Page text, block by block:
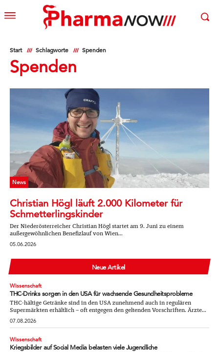
Start Schlagworte Spenden
Spenden
News
Christian Högl läuft 2.000 Kilometer für
Schmetterlingskinder
Der Niederösterreicher Christian Högl startet am 9. Juni zu einem
außergewöhnlichen Benefizlauf von Wien...
05.06.2026
Neue Artikel
Wissenschaft
THC-Drinks sorgen in den USA für wachsende Gesundheitsprobleme
THC-hältige Getränke sind in den USA zunehmend auch in regulären
Supermärkten erhältlich – oft entgegen den geltenden Vorschriften. Ärzte...
07.08.2026
Wissenschaft
Kriegsbilder auf Social Media belasten viele Jugendliche